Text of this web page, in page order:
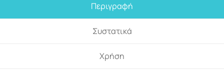
Περιγραφή
Συστατικά
Χρήση